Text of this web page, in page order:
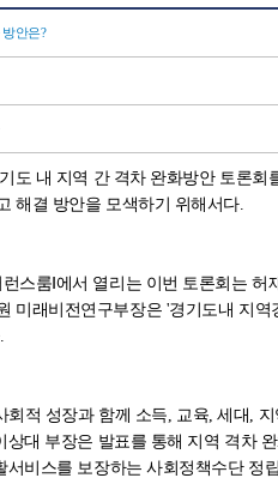
안은?
도 내 지역 간 격차 완화방안 토론
해결 방안을 모색하기 위해서다.
스룸Ⅰ에서 열리는 이번 토론회는
미래비전연구부장은 '경기도내 지
회적 성장과 함께 소득, 교육, 세대,
상대 부장은 발표를 통해 지역 격차
비스를 보장하는 사회정책수단 정